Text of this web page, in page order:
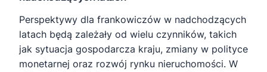
Perspektywy dla frankowiczów w nadchodzących
latach będą zależały od wielu czynników, takich
jak sytuacja gospodarcza kraju, zmiany w polityce
monetarnej oraz rozwój rynku nieruchomości. W